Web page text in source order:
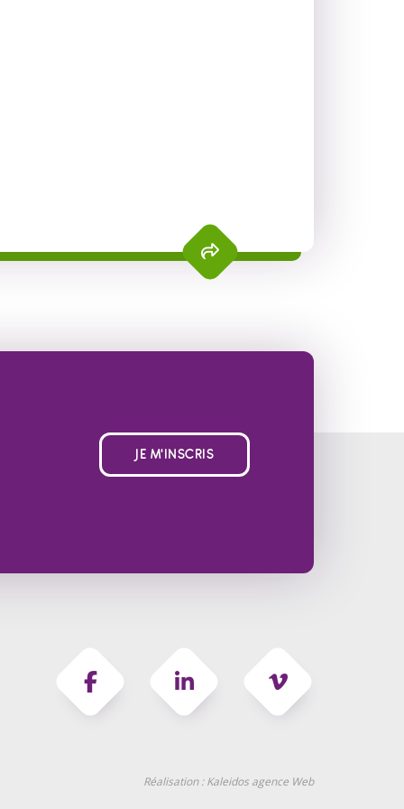
JE M'INSCRIS
Réalisation :Kaleidos agence Web